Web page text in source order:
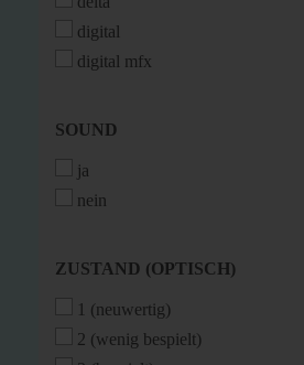
digital
digital mfx
SOUND
SOUND
ja
nein
ZUSTAND
ZUSTAND (OPTISCH)
1 (neuwertig)
2 (wenig bespielt)